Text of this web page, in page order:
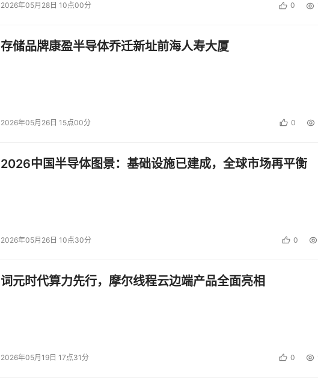
2026年05月28日 10点00分 0
存储品牌康盈半导体乔迁新址前海人寿大厦
2026年05月26日 15点00分 0
2026中国半导体图景：基础设施已建成，全球市场再平衡
2026年05月26日 10点30分 0
词元时代算力先行，摩尔线程云边端产品全面亮相
2026年05月19日 17点31分 0